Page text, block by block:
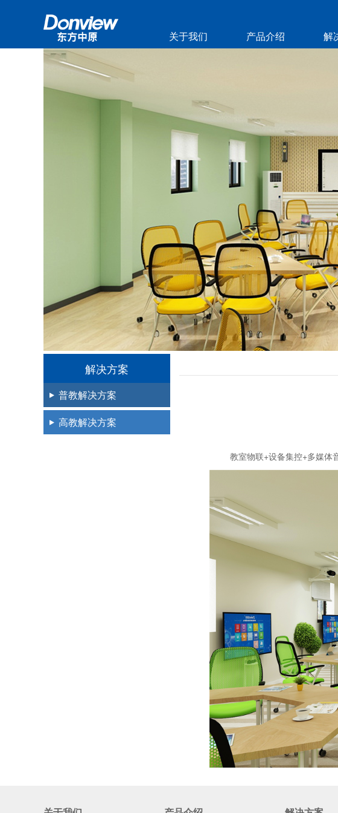
关于我们 产品介绍 解
解决方案
普教解决方案
高教解决方案
教室物联+设备集控+多媒体